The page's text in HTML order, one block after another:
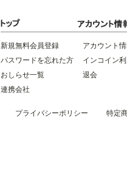
新規無料会員登録
パスワードを忘れた方
おしらせ一覧
連携会社
アカウント
インコイン
退会
プライバシーポリシー 特定